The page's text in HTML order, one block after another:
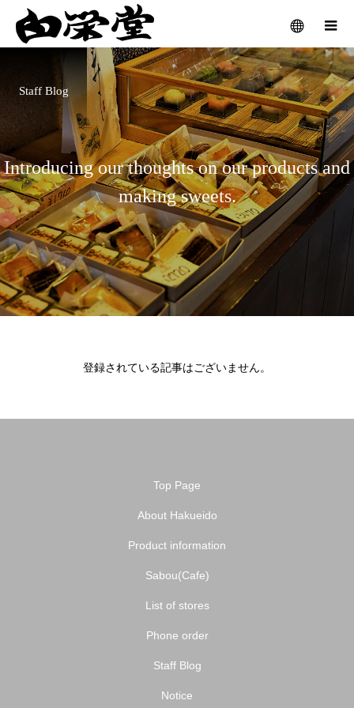
Staff Blog
Introducing our thoughts on our products and
making sweets.
登録されている記事はございません。
Top Page
About Hakueido
Product information
Sabou(Cafe)
List of stores
Phone order
Staff Blog
Notice